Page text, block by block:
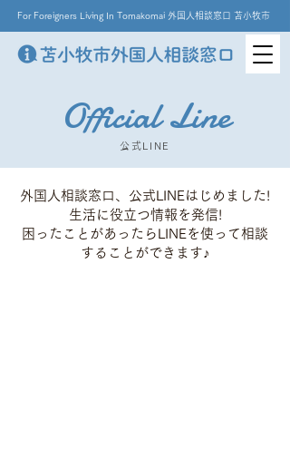
For Foreigners Living In Tomakomai 外国人相談窓口 苫小牧市
Official Line
公式LINE
外国人相談窓口、公式LINEはじめました!
生活に役立つ情報を発信!
困ったことがあったらLINEを使って相談
することができます♪